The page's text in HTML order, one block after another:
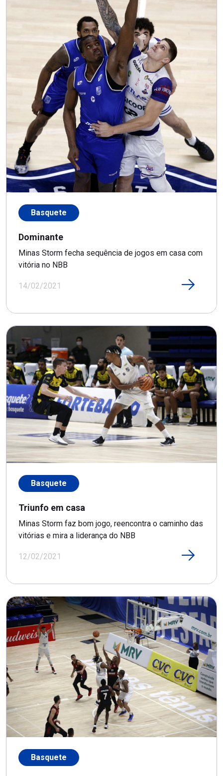
Basquete
Dominante
Minas Storm fecha sequência de jogos em casa com
vitória no NBB
14/02/2021
Basquete
Triunfo em casa
Minas Storm faz bom jogo, reencontra o caminho das
vitórias e mira a liderança do NBB
12/02/2021
Basquete